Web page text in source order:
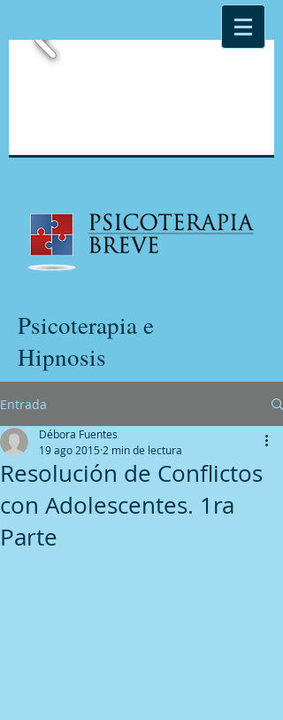
Psicoterapia e
Hipnosis
Entrada
Resolución de Conflictos
con Adolescentes. 1ra
Parte
Débora Fuentes
19 ago 2015 2 min de lectura